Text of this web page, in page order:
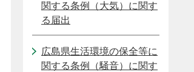
関する条例（大気）に関す
る届出
広島県生活環境の保全等に
関する条例（騒音）に関す